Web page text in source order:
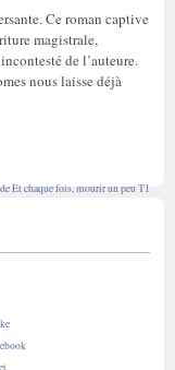
Ce roman captive
magistrale,
de l’auteure.
nous laisse déjà
de Et chaque fois, mourir un peu T1